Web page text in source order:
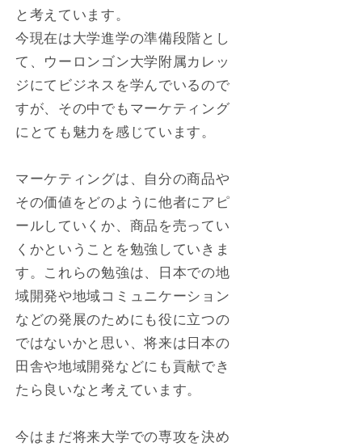
と考えています。
今現在は大学進学の準備段階とし
て、ウーロンゴン大学附属カレッ
ジにてビジネスを学んでいるので
すが、その中でもマーケティング
にとても魅力を感じています。
マーケティングは、自分の商品や
その価値をどのように他者にアピ
ールしていくか、商品を売ってい
くかということを勉強していきま
す。これらの勉強は、日本での地
域開発や地域コミュニケーション
などの発展のためにも役に立つの
ではないかと思い、将来は日本の
田舎や地域開発などにも貢献でき
たら良いなと考えています。
今はまだ将来大学での専攻を決め